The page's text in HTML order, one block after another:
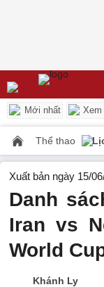
Mới nhất Xem
Thể thao
Xuất bản ngày 15/
Danh
Iran vs
World
Khánh Ly